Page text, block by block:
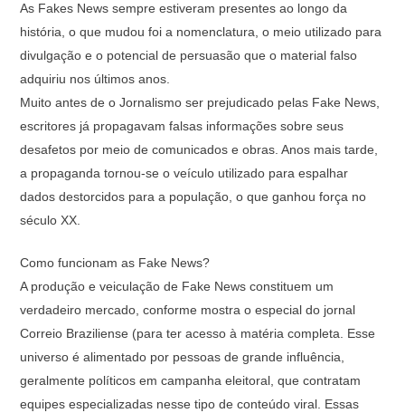
As Fakes News sempre estiveram presentes ao longo da
história, o que mudou foi a nomenclatura, o meio utilizado para
divulgação e o potencial de persuasão que o material falso
adquiriu nos últimos anos.
Muito antes de o Jornalismo ser prejudicado pelas Fake News,
escritores já propagavam falsas informações sobre seus
desafetos por meio de comunicados e obras. Anos mais tarde,
a propaganda tornou-se o veículo utilizado para espalhar
dados destorcidos para a população, o que ganhou força no
século XX.
Como funcionam as Fake News?
A produção e veiculação de Fake News constituem um
verdadeiro mercado, conforme mostra o especial do jornal
Correio Braziliense (para ter acesso à matéria completa. Esse
universo é alimentado por pessoas de grande influência,
geralmente políticos em campanha eleitoral, que contratam
equipes especializadas nesse tipo de conteúdo viral. Essas